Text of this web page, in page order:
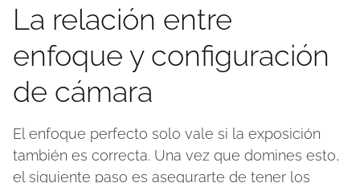
La relación entre
enfoque y configuración
de cámara
El enfoque perfecto solo vale si la exposición
también es correcta. Una vez que domines esto,
el siguiente paso es asegurarte de tener los